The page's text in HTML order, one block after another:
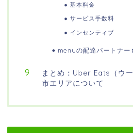
基本料金
サービス手数料
インセンティブ
menuの配達パートナー
まとめ：Uber Eats（ウ
市エリアについて